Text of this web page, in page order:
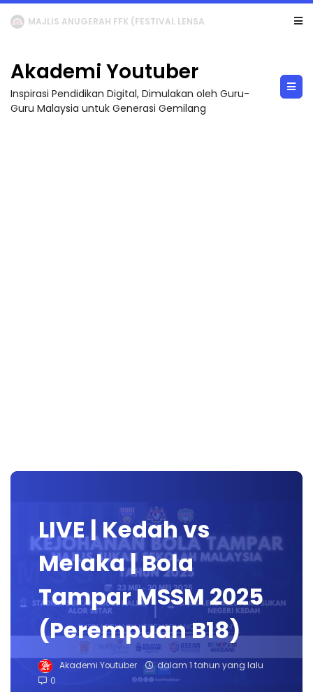
LIVE 🔴 [LIVE] MATEMATIK SR, WANG TAHUN 6 OLEH CIKGU ANITA #ALLINONE #141 #...
Akademi Youtuber
Inspirasi Pendidikan Digital, Dimulakan oleh Guru-
Guru Malaysia untuk Generasi Gemilang
LIVE | Kedah vs
Melaka | Bola
Tampar MSSM 2025
(Perempuan B18)
Akademi Youtuber
dalam 1 tahun yang lalu
0